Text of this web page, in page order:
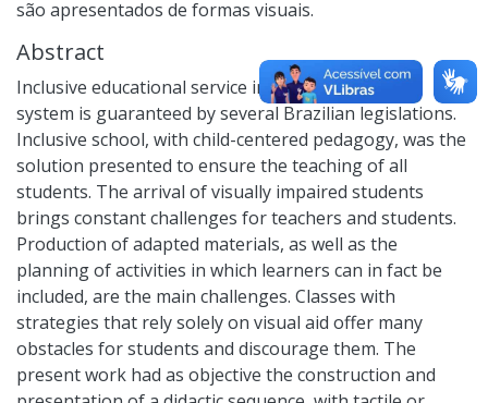
são apresentados de formas visuais.
Abstract
Inclusive educational service in the regular school
system is guaranteed by several Brazilian legislations.
Inclusive school, with child-centered pedagogy, was the
solution presented to ensure the teaching of all
students. The arrival of visually impaired students
brings constant challenges for teachers and students.
Production of adapted materials, as well as the
planning of activities in which learners can in fact be
included, are the main challenges. Classes with
strategies that rely solely on visual aid offer many
obstacles for students and discourage them. The
present work had as objective the construction and